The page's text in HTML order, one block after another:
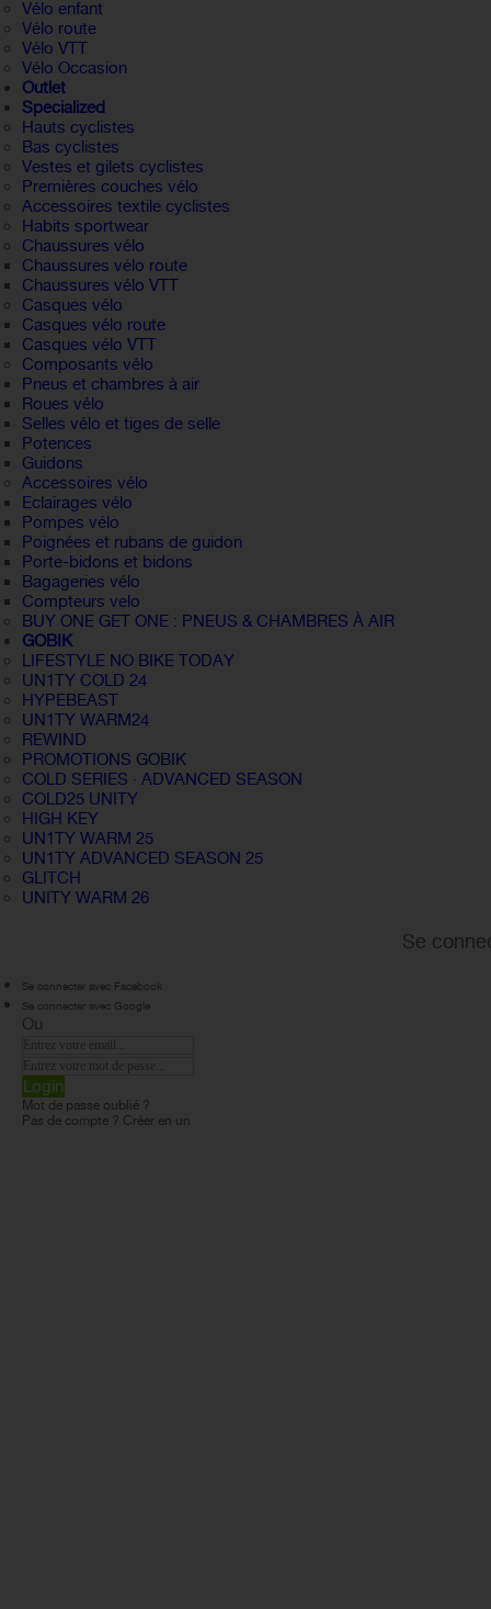
Vélo enfant
Vélo route
Vélo VTT
Vélo Occasion
Outlet
Specialized
Hauts cyclistes
Bas cyclistes
Vestes et gilets cyclistes
Premières couches vélo
Accessoires textile cyclistes
Habits sportwear
Chaussures vélo
Chaussures vélo route
Chaussures vélo VTT
Casques vélo
Casques vélo route
Casques vélo VTT
Composants vélo
Pneus et chambres à air
Roues vélo
Selles vélo et tiges de selle
Potences
Guidons
Accessoires vélo
Eclairages vélo
Pompes vélo
Poignées et rubans de guidon
Porte-bidons et bidons
Bagageries vélo
Compteurs velo
BUY ONE GET ONE : PNEUS & CHAMBRES À AIR
GOBIK
LIFESTYLE NO BIKE TODAY
UN1TY COLD 24
HYPEBEAST
UN1TY WARM24
REWIND
PROMOTIONS GOBIK
COLD SERIES · ADVANCED SEASON
COLD25 UNITY
HIGH KEY
UN1TY WARM 25
UN1TY ADVANCED SEASON 25
GLITCH
UNITY WARM 26
Se
Se connecter avec Facebook
Se connecter avec Google
Ou
Login
Mot de passe oublié ?
Pas de compte ? Créer en un